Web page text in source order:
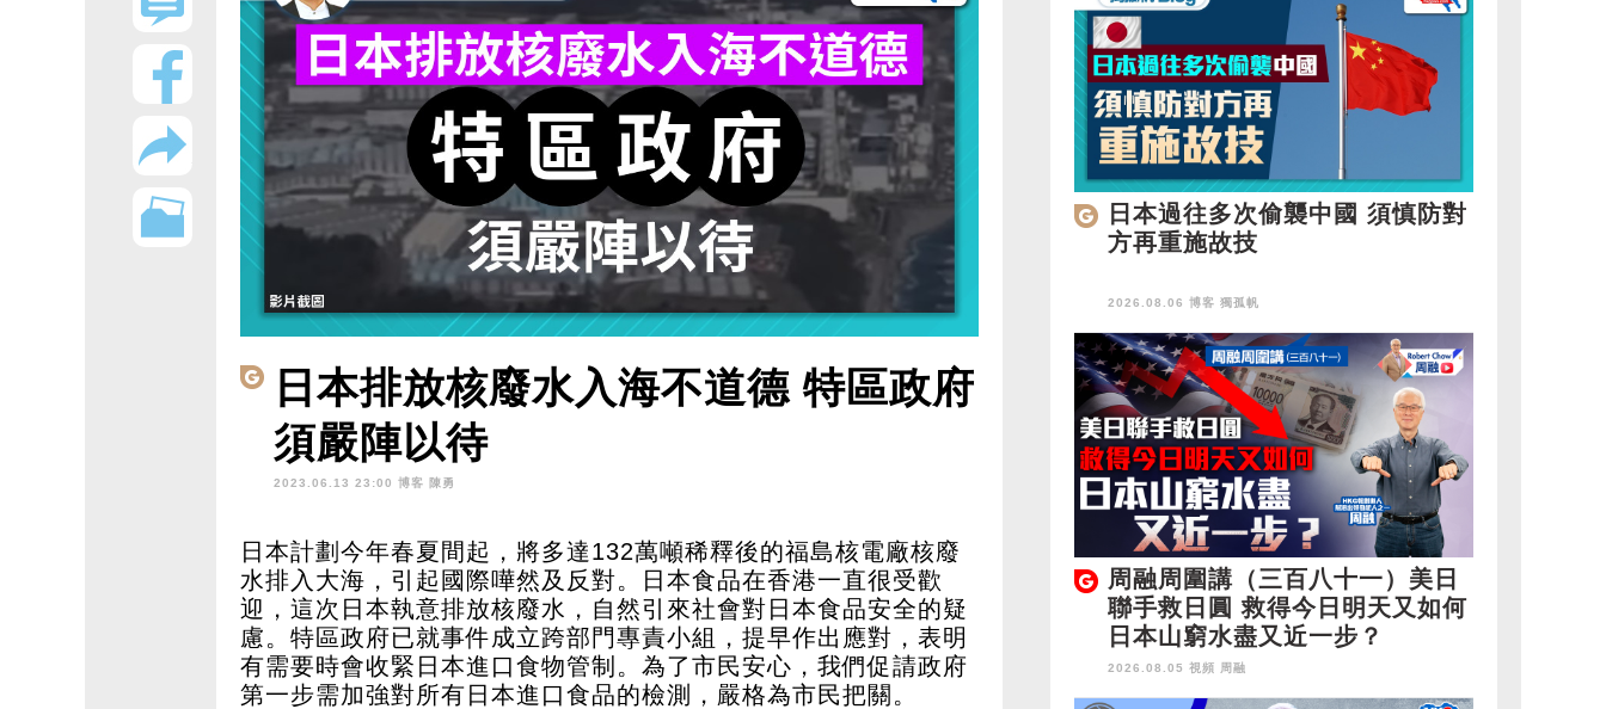
日本排放核廢水入海不道德 特區政府
須嚴陣以待
2023.06.13 23:00 博客 陳勇
日本計劃今年春夏間起，將多達132萬噸稀釋後的福島核電廠核廢
水排入大海，引起國際嘩然及反對。日本食品在香港一直很受歡
迎，這次日本執意排放核廢水，自然引來社會對日本食品安全的疑
慮。特區政府已就事件成立跨部門專責小組，提早作出應對，表明
有需要時會收緊日本進口食物管制。為了市民安心，我們促請政府
第一步需加強對所有日本進口食品的檢測，嚴格為市民把關。
日本過往多次偷襲中國 須慎防對
方再重施故技
2026.08.06 博客 獨孤帆
周融周圍講（三百八十一）美日
聯手救日圓 救得今日明天又如何
日本山窮水盡又近一步？
2026.08.05 視頻 周融